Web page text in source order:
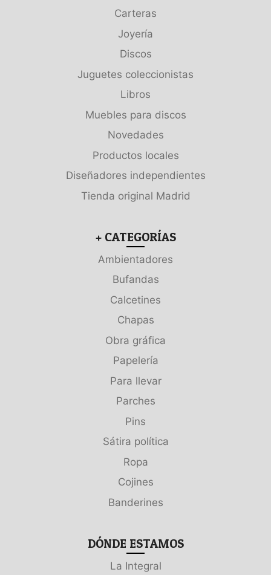
Carteras
Joyería
Discos
Juguetes coleccionistas
Libros
Muebles para discos
Novedades
Productos locales
Diseñadores independientes
Tienda original Madrid
+ CATEGORÍAS
Ambientadores
Bufandas
Calcetines
Chapas
Obra gráfica
Papelería
Para llevar
Parches
Pins
Sátira política
Ropa
Cojines
Banderines
DÓNDE ESTAMOS
La Integral